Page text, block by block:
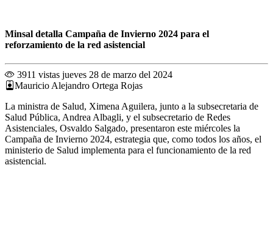
Minsal detalla Campaña de Invierno 2024 para el
reforzamiento de la red asistencial
3911 vistas jueves 28 de marzo del 2024
Mauricio Alejandro Ortega Rojas
La ministra de Salud, Ximena Aguilera, junto a la subsecretaria de
Salud Pública, Andrea Albagli, y el subsecretario de Redes
Asistenciales, Osvaldo Salgado, presentaron este miércoles la
Campaña de Invierno 2024, estrategia que, como todos los años, el
ministerio de Salud implementa para el funcionamiento de la red
asistencial.